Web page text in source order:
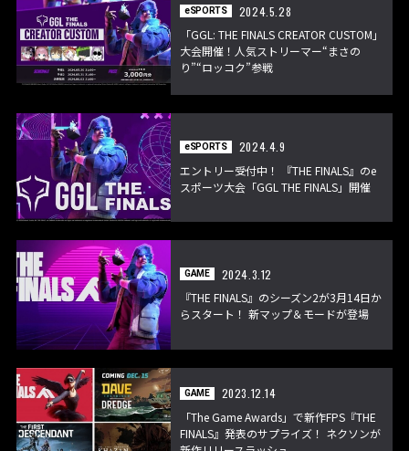
eSPORTS
2024.5.28
「GGL: THE FINALS CREATOR CUSTOM」
大会開催！人気ストリーマー“まさの
り”“ロッコク”参戦
eSPORTS
2024.4.9
エントリー受付中！ 『THE FINALS』のe
スポーツ大会「GGL THE FINALS」開催
GAME
2024.3.12
『THE FINALS』のシーズン2が3月14日か
らスタート！ 新マップ＆モードが登場
GAME
2023.12.14
「The Game Awards」で新作FPS『THE
FINALS』発表のサプライズ！ ネクソンが